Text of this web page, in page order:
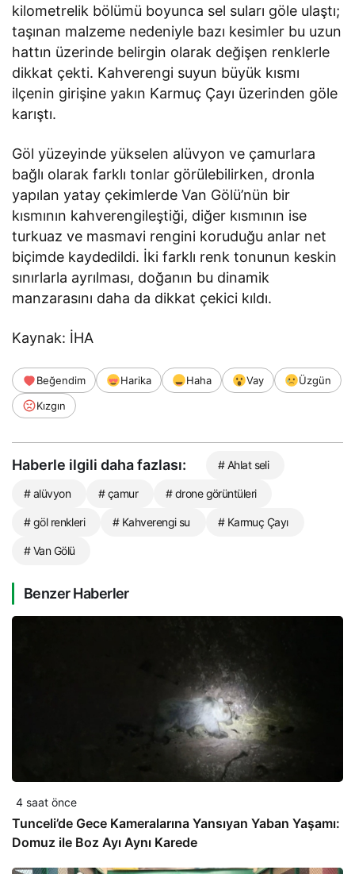
kilometrelik bölümü boyunca sel suları göle ulaştı;
taşınan malzeme nedeniyle bazı kesimler bu uzun
hattın üzerinde belirgin olarak değişen renklerle
dikkat çekti. Kahverengi suyun büyük kısmı
ilçenin girişine yakın Karmuç Çayı üzerinden göle
karıştı.
Göl yüzeyinde yükselen alüvyon ve çamurlara
bağlı olarak farklı tonlar görülebilirken, dronla
yapılan yatay çekimlerde Van Gölü’nün bir
kısmının kahverengileştiği, diğer kısmının ise
turkuaz ve masmavi rengini koruduğu anlar net
biçimde kaydedildi. İki farklı renk tonunun keskin
sınırlarla ayrılması, doğanın bu dinamik
manzarasını daha da dikkat çekici kıldı.
Kaynak: İHA
Beğendim Harika Haha Vay
Üzgün
Kızgın
Haberle ilgili daha fazlası: # Ahlat seli
# alüvyon # çamur # drone görüntüleri
# göl renkleri # Kahverengi su # Karmuç Çayı
# Van Gölü
Benzer Haberler
4 saat önce
Tunceli’de Gece Kameralarına Yansıyan Yaban Yaşamı:
Domuz ile Boz Ayı Aynı Karede